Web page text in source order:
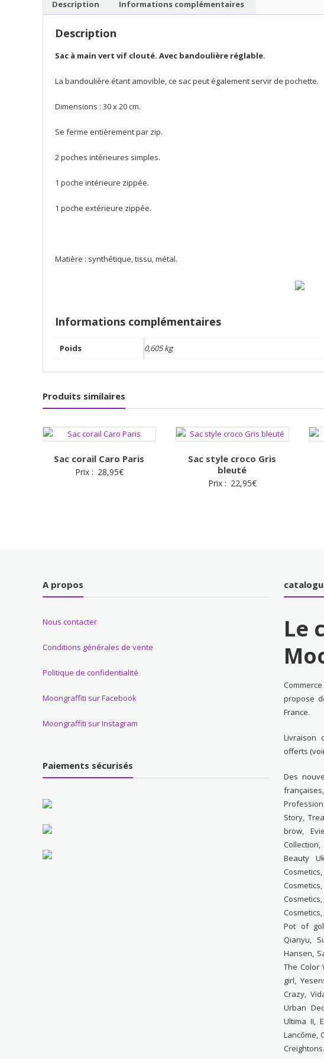
Description Informations complémentaires
Description
Sac à main vert vif clouté. Avec bandoulière réglable.
La bandoulière étant amovible, ce sac peut également servir de pochette.
Dimensions : 30 x 20 cm.
Se ferme entièrement par zip.
2 poches intérieures simples.
1 poche intérieure zippée.
1 poche extérieure zippée.
Matière : synthétique, tissu, métal.
Informations complémentaires
Poids 0,605 kg
Produits similaires
Sac corail Caro Paris
Prix : 28,95€
Sac style croco Gris
bleuté
Prix : 22,95€
A propos
Nous contacter
Conditions générales de vente
Politique de confidentialité
Moongraffiti sur Facebook
Moongraffiti sur Instagram
Paiements sécurisés
Le
propose
France.
Livraison
offerts
Des
Story,
brow,
Beauty
Pot of
Qianyu,
Hansen,
The Color
girl,
Crazy,
Urban
Ultima II,
Lancôme,
Creightons.